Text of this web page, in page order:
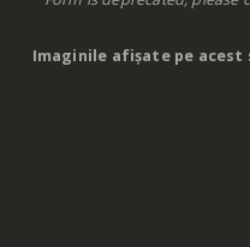
Imaginile afișate pe